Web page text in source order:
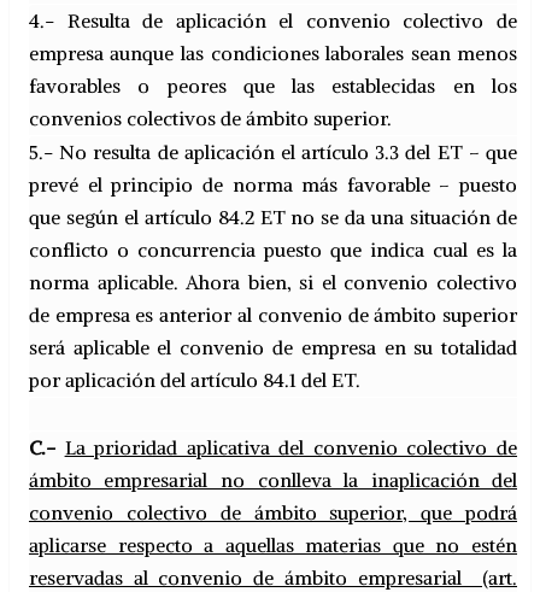
4.- Resulta de aplicación el convenio colectivo de
empresa aunque las condiciones laborales sean menos
favorables o peores que las establecidas en los
convenios colectivos de ámbito superior.
5.- No resulta de aplicación el artículo 3.3 del ET – que
prevé el principio de norma más favorable – puesto
que según el artículo 84.2 ET no se da una situación de
conflicto o concurrencia puesto que indica cual es la
norma aplicable. Ahora bien, si el convenio colectivo
de empresa es anterior al convenio de ámbito superior
será aplicable el convenio de empresa en su totalidad
por aplicación del artículo 84.1 del ET.
C.- La prioridad aplicativa del convenio colectivo de
ámbito empresarial no conlleva la inaplicación del
convenio colectivo de ámbito superior, que podrá
aplicarse respecto a aquellas materias que no estén
reservadas al convenio de ámbito empresarial (art.